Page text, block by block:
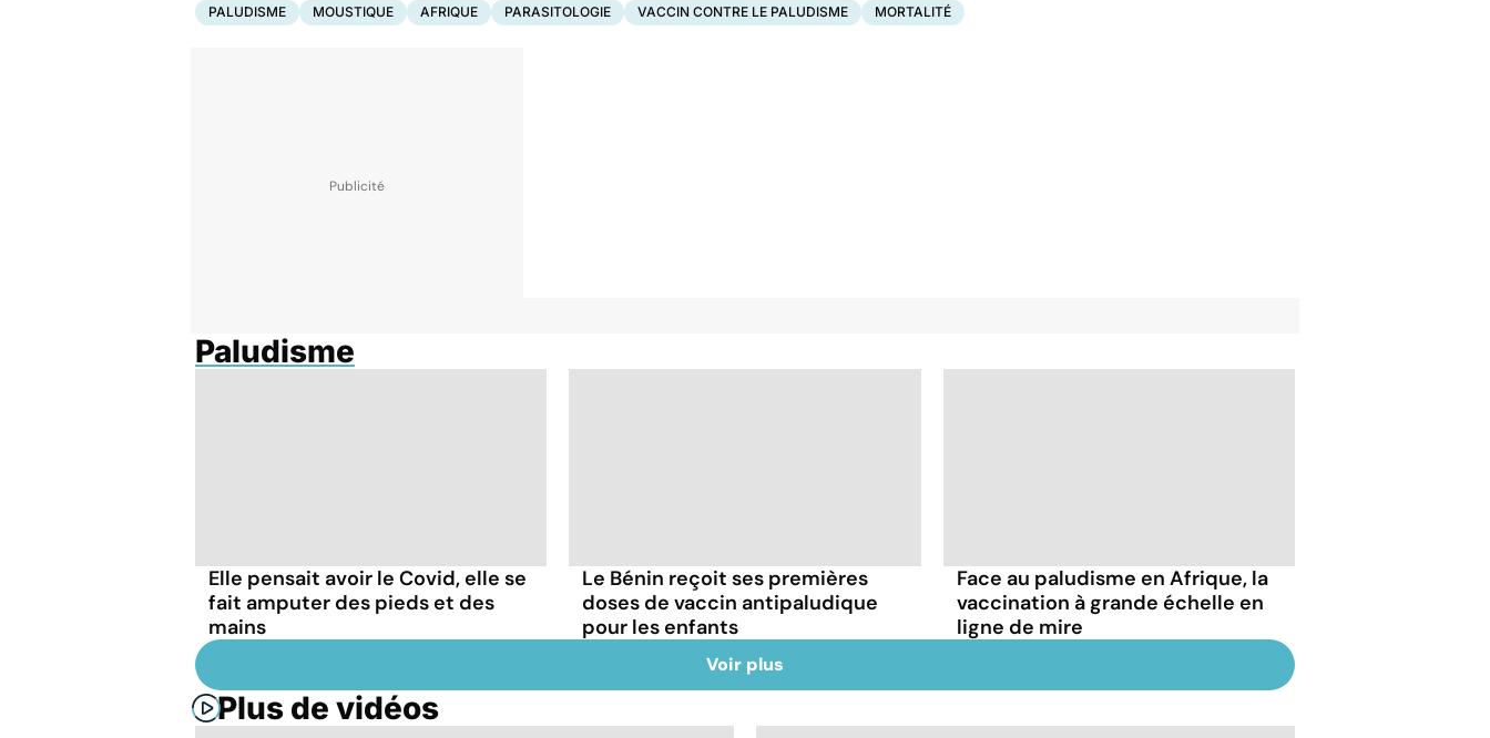
PALUDISME MOUSTIQUE AFRIQUE PARASITOLOGIE VACCIN CONTRE LE PALUDISME MORTALITÉ
Paludisme
Elle pensait avoir le Covid, elle se
fait amputer des pieds et des
mains
Le Bénin reçoit ses premières
doses de vaccin antipaludique
pour les enfants
Face au paludisme en Afrique, la
vaccination à grande échelle en
ligne de mire
Voir plus
Plus de vidéos